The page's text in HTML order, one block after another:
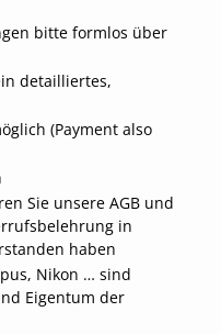
bitte formlos über
detailliertes,
(Payment also
Sie unsere AGB und
in
haben
Nikon … sind
Eigentum der